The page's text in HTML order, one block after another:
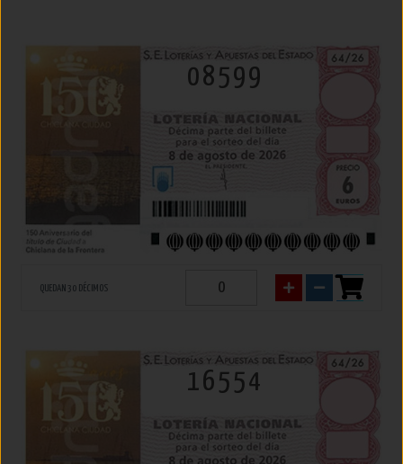
08599
QUEDAN 30 DÉCIMOS
16554